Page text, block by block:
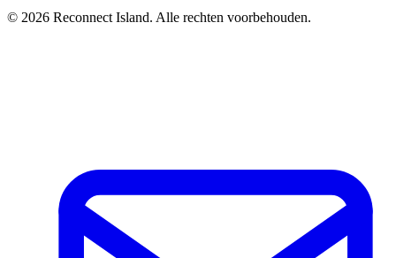
© 2026 Reconnect Island. Alle rechten voorbehouden.